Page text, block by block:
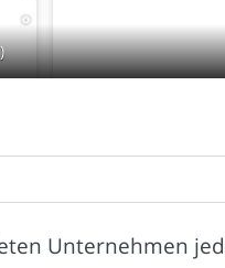
Unternehmen